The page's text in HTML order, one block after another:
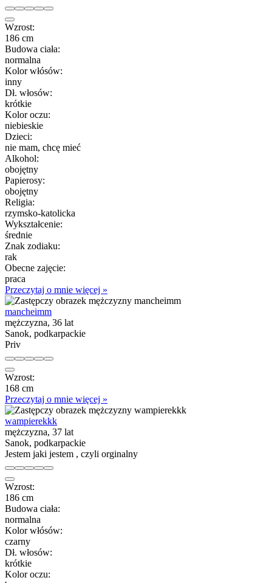
Wzrost:
186 cm
Budowa ciała:
normalna
Kolor włósów:
inny
Dł. włosów:
krótkie
Kolor oczu:
niebieskie
Dzieci:
nie mam, chcę mieć
Alkohol:
obojętny
Papierosy:
obojętny
Religia:
rzymsko-katolicka
Wykształcenie:
średnie
Znak zodiaku:
rak
Obecne zajęcie:
praca
Przeczytaj o mnie więcej »
mancheimm
mężczyzna, 36 lat
Sanok, podkarpackie
Priv
Wzrost:
168 cm
Przeczytaj o mnie więcej »
wampierekkk
mężczyzna, 37 lat
Sanok, podkarpackie
Jestem jaki jestem , czyli orginalny
Wzrost:
186 cm
Budowa ciała:
normalna
Kolor włósów:
czarny
Dł. włosów:
krótkie
Kolor oczu: